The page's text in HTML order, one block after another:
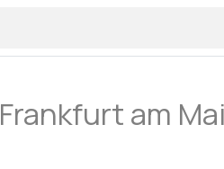
Frankfurt am